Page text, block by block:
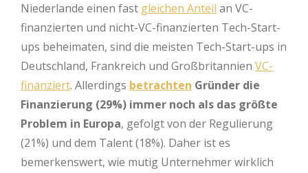
Niederlande einen fast gleichen Anteil an VC-
finanzierten und nicht-VC-finanzierten Tech-Start-
ups beheimaten, sind die meisten Tech-Start-ups in
Deutschland, Frankreich und Großbritannien VC-
finanziert. Allerdings betrachten Gründer die
Finanzierung (29%) immer noch als das größte
Problem in Europa, gefolgt von der Regulierung
(21%) und dem Talent (18%). Daher ist es
bemerkenswert, wie mutig Unternehmer wirklich